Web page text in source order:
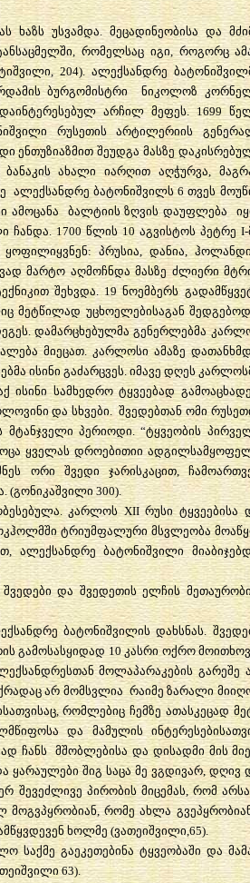
უსვამდა. მეცადინეობისა და
რომელსაც იგი, როგორც
204). ალექსანდრე
ბურგომისტრი ნიკოლოზ
არჩილ მეფეს. 1699
რუსეთის არტილერიის
ენთუზიაზმით შეუდგა მასზე
ახალი იარღით აღჭურვა,
ალექსანდრე ბატონიშვილს 6 თვეს
ამოცანა ბალტიის ზღვის დაუფლება
ჩანდა. 1700 წლის 10 აგვისტოს პეტრე I-
პრუსია, დანია,
მარტო აღმოჩნდა მასზე ძლიერი
შეხვდა. 19 ნოემბერს
მეტწილად უცხოელებისაგან
დამარცხებულმა გენერლებმა
მიეცათ. კარლოსი ამაზე
ისინი გაძარცვეს. იმავე დღეს
ისინი სამხედრო ტყვეებად
და სხვები. შვედებთან ომი
პერიოდი. “ტყვეობის
ყველას დროებითიი
ორი შვედი ჯარისკაცით,
300).
კარლოს XII რუსი ტყვეებისა
ტრიუმფალური მსვლეობა
ალექსანდრე ბატონიშვილი
და შვედეთის ელჩის
ბატონიშვილის დახსნას.
გამოსასყიდად 10 კასრი ოქრო
მოლაპარაკების გარეშე
არ მომსვლია რაიმე ზარალი
რომლებიც ჩემზე ათასკეცად
და მამულის
ჩანს მშობლებისა და დისადმი მის
ყარაულები შიგ საცა მე ვგდივარ, დღივ
შევეძლივე პირობის მიცემას, რომ
მოგვპყრობიან, რომე ახლა
ხოლმე (ვათეიშვილი,65).
საქმე გაეკეთებინა ტყვეობაში და
63).